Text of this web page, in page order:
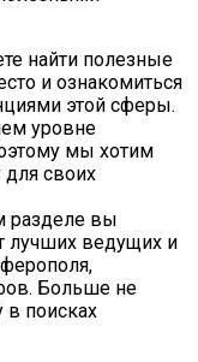
найти полезные
и ознакомиться
этой сферы.
уровне
мы хотим
для своих
разделе вы
лучших ведущих и
Больше не
в поисках